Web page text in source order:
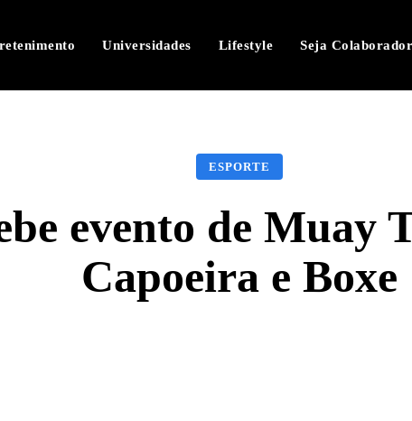
Universidades Lifestyle Seja
ESPORTE
evento de Muay
Capoeira e Boxe